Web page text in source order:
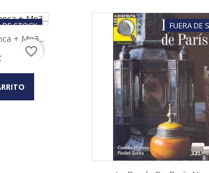
DE STOCK
+ Mp3...
favorite_border
FUERA DE